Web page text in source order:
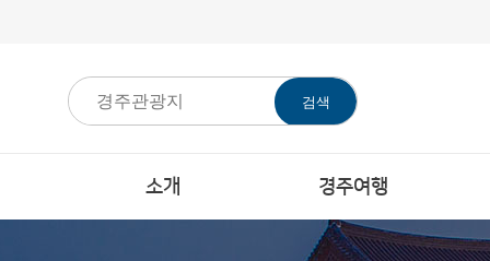
검색
소개 경주여행